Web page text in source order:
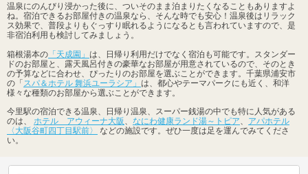
温泉にのんびり浸かった後に、ついそのまま泊まりたくなることもありますよ
ね。宿泊できるお部屋付きの温泉なら、そんな時でも安心！温泉後はリラック
ス効果で、普段よりもぐっすり眠れるようになるとも言われていますので、是
非宿泊利用も検討してみましょう。
箱根湯本の 「天成園」 は、日帰り利用だけでなく宿泊も可能です。スタンダー
ドのお部屋と、露天風呂付きの豪華なお部屋が用意されているので、そのとき
の予算などに合わせ、ぴったりのお部屋を選ぶことができます。千葉県浦安市
の「スパ＆ホテル 舞浜ユーラシア」 は、都心やテーマパークにも近く、和洋
様々な種類のお部屋から選ぶことができます。
今里駅の宿泊できる温泉、日帰り温泉、スーパー銭湯の中でも特に人気がある
のは、 ホテル アウィーナ大阪、 なにわ健康ランド湯～トピア、 アパホテル
〈大阪谷町四丁目駅前〉
などの施設です。ぜひ一度は足を運んでみてくださ
い。